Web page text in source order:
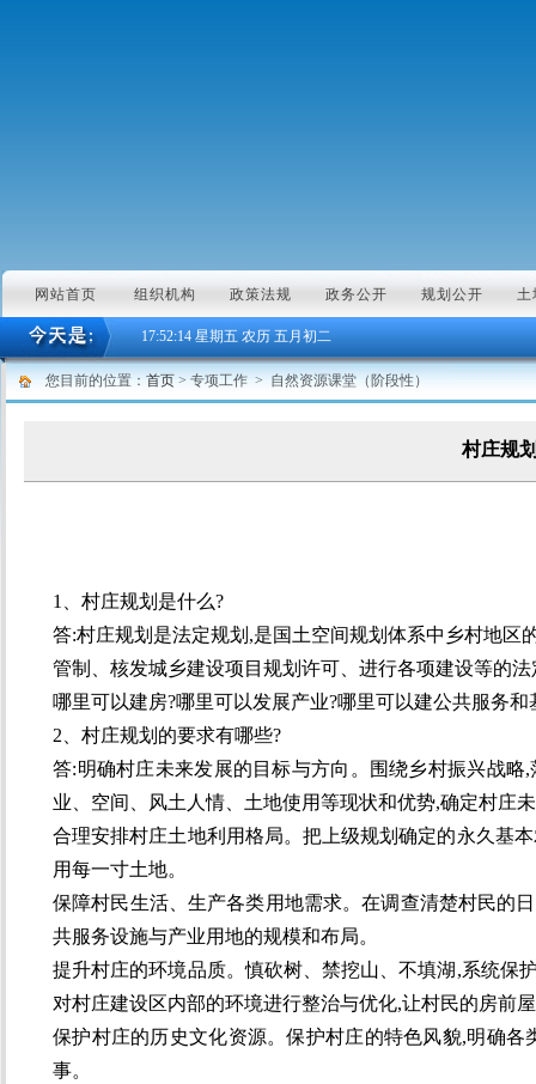
网站首页 组织机构 政策法规 政务公开 规划公开 土
17:52:15 星期五 农历 五月初二
您目前的位置： 首页> 专项工作 > 自然资源课堂（阶段性）
村庄规
1、村庄规划是什么?
答:村庄规划是法定规划,是国土空间规划体系中乡村地区
管制、核发城乡建设项目规划许可、进行各项建设等的法
哪里可以建房?哪里可以发展产业?哪里可以建公共服务
2、村庄规划的要求有哪些?
答:明确村庄未来发展的目标与方向。围绕乡村振兴战
业、空间、风土人情、土地使用等现状和优势,确定村庄
合理安排村庄土地利用格局。把上级规划确定的永久基
用每一寸土地。
保障村民生活、生产各类用地需求。在调查清楚村民的
共服务设施与产业用地的规模和布局。
提升村庄的环境品质。慎砍树、禁挖山、不填湖,系统保
对村庄建设区内部的环境进行整治与优化,让村民的房前
保护村庄的历史文化资源。保护村庄的特色风貌,明确
事。